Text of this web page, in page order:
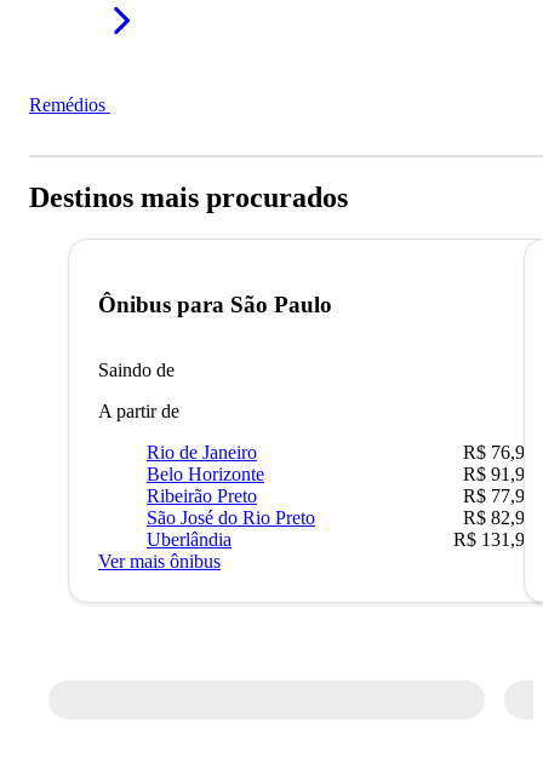
Remédios
Destinos mais procurados
Ônibus para São Paulo
Saindo de
A partir de
Rio de Janeiro
R$ 76,90
Belo Horizonte
R$ 91,90
Ribeirão Preto
R$ 77,90
São José do Rio Preto
R$ 82,90
Uberlândia
R$ 131,90
Ver mais ônibus